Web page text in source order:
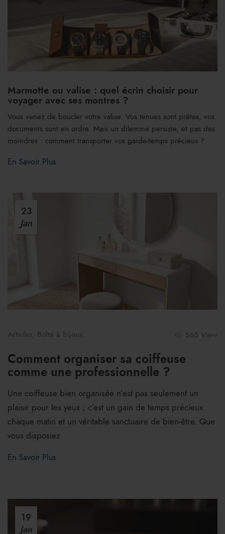
Marmotte ou valise : quel écrin choisir pour
voyager avec ses montres ?
Vous venez de boucler votre valise. Vos tenues sont prêtes, vos
documents sont en ordre. Mais un dilemme persiste, et pas des
moindres : comment transporter vos garde-temps précieux ?
En Savoir Plus
23
Jan
Comment organiser sa coiffeuse
comme une professionnelle ?
Une coiffeuse bien organisée n’est pas seulement un
plaisir pour les yeux ; c’est un gain de temps précieux
chaque matin et un véritable sanctuaire de bien-être. Que
vous disposiez
En Savoir Plus
19
Jan